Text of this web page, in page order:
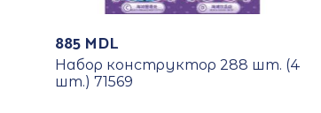
885 MDL
Набор конструктор 288 шт. (4
шт.) 71569